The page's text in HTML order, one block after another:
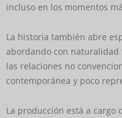
incluso en los momentos
La historia también abre
abordando con naturalidad
las relaciones no
contemporánea y poco
La producción está a cargo